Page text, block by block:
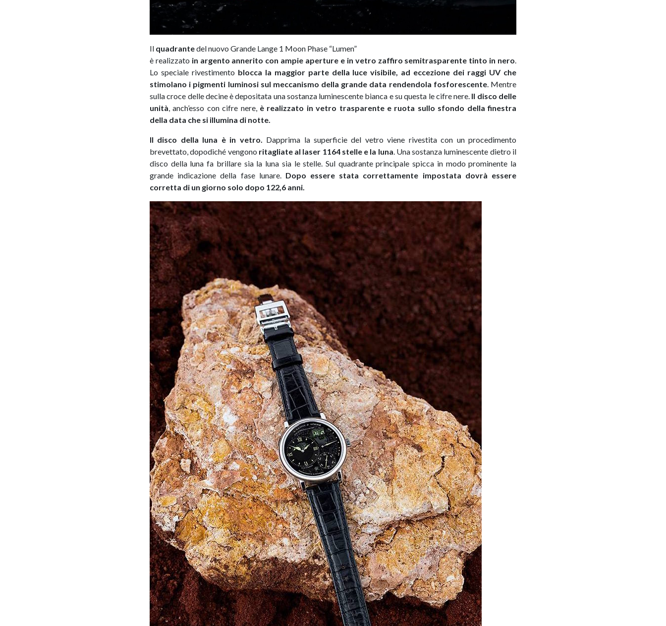
Il quadrantedel nuovo Grande Lange 1 Moon Phase “Lumen”
è realizzato in argento annerito con ampie aperture e in vetro zaffiro semitrasparente tinto in nero
Lo speciale rivestimento blocca la maggior parte della luce visibile, ad eccezione dei raggi UV che
stimolano i pigmenti luminosi sul meccanismo della grande data rendendola fosforescente. Mentre
sulla croce delle decine è depositata una sostanza luminescente bianca e su questa le cifre nere. Il disco delle
unità , anch’esso con cifre nere, è realizzato in vetro trasparente e ruota sullo sfondo della finestra
della data che si illumina di notte.
Il disco della luna è in vetro.
Dapprima la superficie del vetro viene rivestita con un procedimento
brevettato, dopodiché vengono ritagliate al laser 1164 stelle e la luna . Una sostanza luminescente dietro il
disco della luna fa brillare sia la luna sia le stelle. Sul quadrante principale spicca in modo prominente la
grande indicazione della fase lunare. Dopo essere stata correttamente impostata dovrà essere
corretta di un giorno solo dopo 122,6 anni.